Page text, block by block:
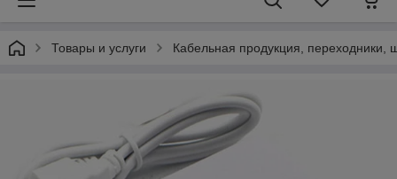
Товары и услуги Кабельная продукция, переходники,